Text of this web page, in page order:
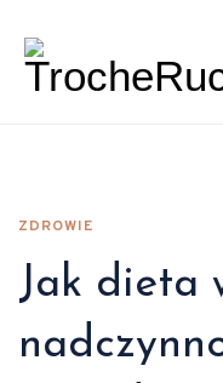
ZDROWIE
Jak dieta